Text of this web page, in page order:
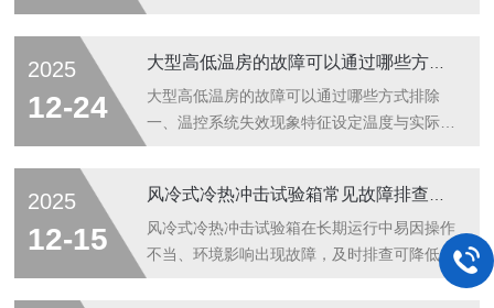
导体加热器可实现5℃/min的线性升温，而传
统镍铬合金丝仅为2℃/min。-制冷系统匹配度
至关...
冲击实验箱作为一种重要的环境试验设备，扮
演着至关重要的角色。它能够在短时间内模拟
出不同的温度变化，为科研人员和企业提供了
一神奇的功能的呢？让我们一同揭开它的神秘
面纱。冷热冲击实验箱的核心原理是利用制冷
系统和加热系统的协同工作，快速改变试验
2025
12-24
大型高低温房的故障可以通过哪些方式排除
一、温控系统失效现象特征设定温度与实际显
察干燥过滤器结霜程度，严重结霜表明水分超
标需更换滤芯检测高低压压力表数值(R404A
正常值为高压1.8-2.2MPa，低压0.4-
0.6MPa)，压差过小提示冷媒泄漏应急处理：
2025
12-15
风冷式冷热冲击试验箱在长期运行中易因操作
不当、环境影响出现故障，及时排查可降低设
备损耗，以下是核心故障的排查要点，全文约